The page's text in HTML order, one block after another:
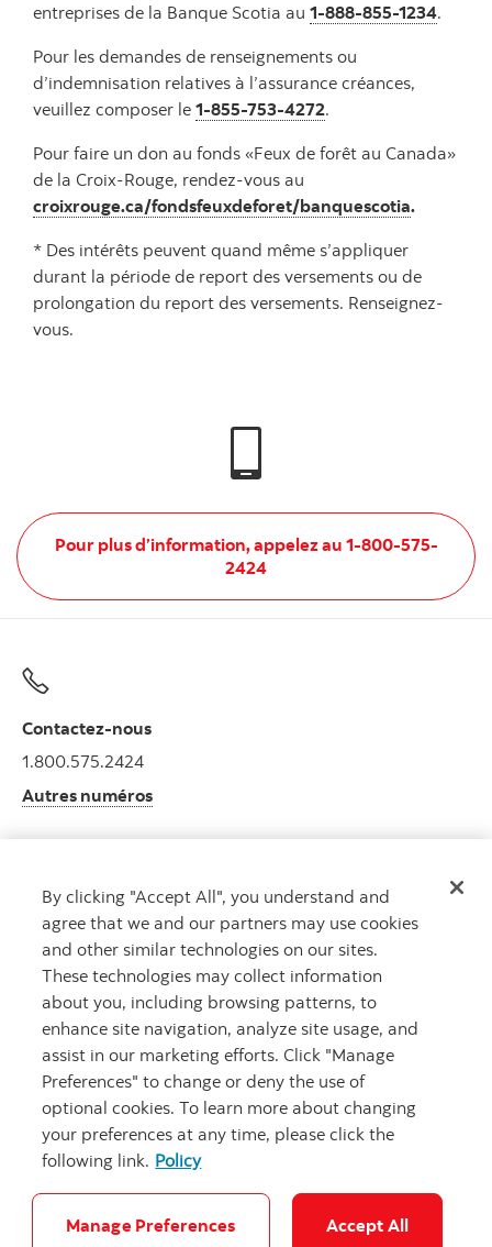
entreprises de la Banque Scotia au 1-888-855-1234.
Pour les demandes de renseignements ou
d’indemnisation relatives à l’assurance créances,
veuillez composer le 1-855-753-4272.
Pour faire un don au fonds «Feux de forêt au Canada»
de la Croix-Rouge, rendez-vous au
croixrouge.ca/fondsfeuxdeforet/banquescotia.
* Des intérêts peuvent quand même s’appliquer
durant la période de report des versements ou de
prolongation du report des versements. Renseignez-
vous.
Pour plus d’information, appelez au 1-800-575-
2424
Contactez-nous
1.800.575.2424
Autres numéros
Obtenir des conseils
Rencontrez un conseiller.
Prenez rendez-vous
Carrières Notes juridiques
By clicking "Accept All", you understand and
agree that we and our partners may use cookies
and other similar technologies on our sites.
These technologies may collect information
about you, including browsing patterns, to
enhance site navigation, analyze site usage, and
assist in our marketing efforts. Click "Manage
Preferences" to change or deny the use of
optional cookies. To learn more about changing
your preferences at any time, please click the
following link. Policy
Manage Preferences Accept All